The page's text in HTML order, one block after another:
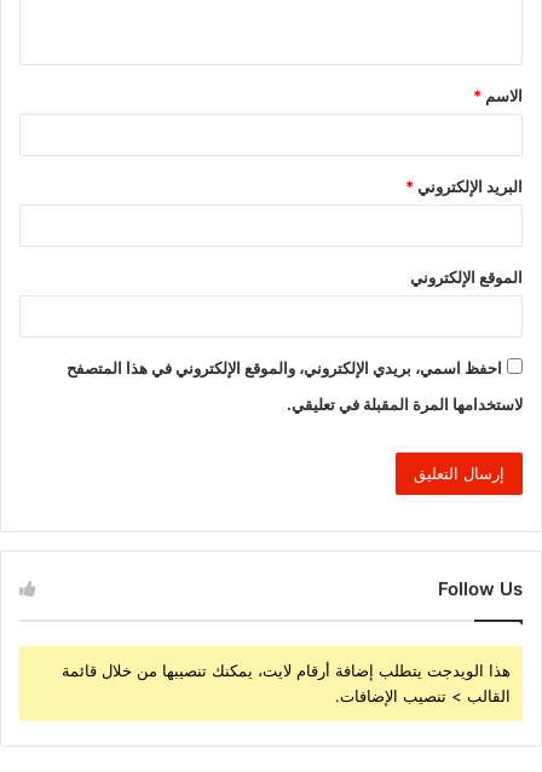
ق
*
الاسم *
البريد الإلكتروني*
الموقع الإلكتروني
احفظ اسمي، بريدي الإلكتروني، والموقع الإلكتروني في هذا المتصفح
لاستخدامها المرة المقبلة في تعليقي.
Follow Us
هذا الويدجت يتطلب إضافة أرقام لايت، يمكنك تنصيبها من خلال قائمة
القالب > تنصيب الإضافات.